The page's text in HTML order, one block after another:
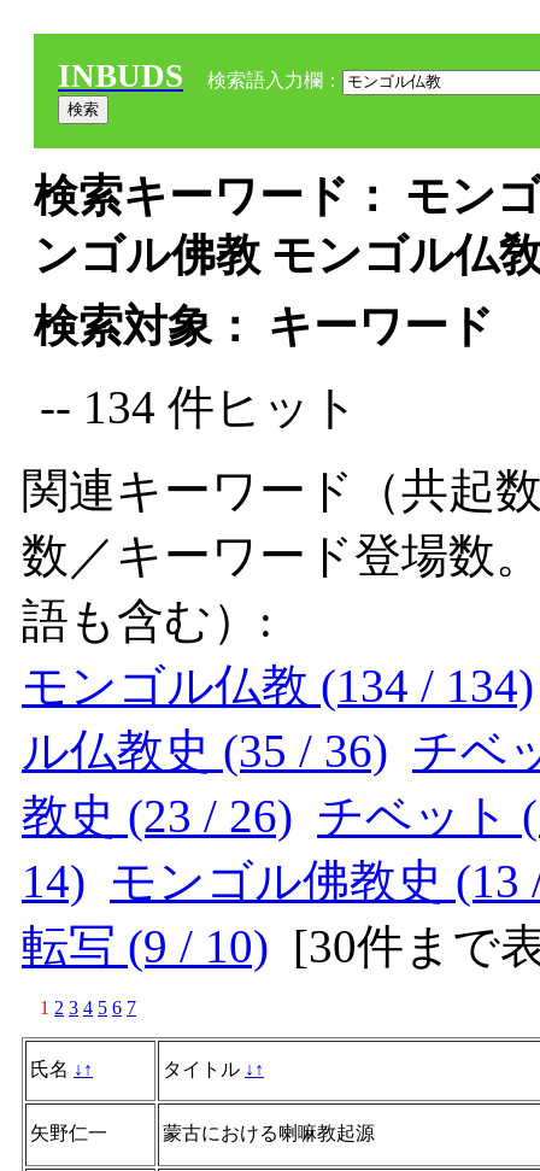
INBUDS 検索語入力欄：
検索キーワード： モン
ンゴル佛教 モンゴル仏
検索対象： キーワード
-- 134 件ヒット
関連キーワード（共起
数／キーワード登場数
語も含む）:
モンゴル仏教 (134 / 134)
ル仏教史 (35 / 36) チベ
教史 (23 / 26) チベット
14) モンゴル佛教史 (13
転写 (9 / 10) [30件まで
1 2 3 4 5 6 7
氏名 ↓ ↑ タイトル ↓ ↑
矢野仁一 蒙古における喇嘛教起源